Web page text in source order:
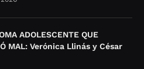
ADOLESCENTE QUE
MAL: Verónica Llinás y César